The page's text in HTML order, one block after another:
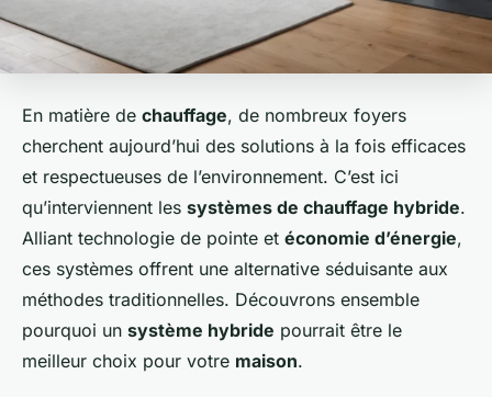
En matière de chauffage, de nombreux foyers
cherchent aujourd’hui des solutions à la fois efficaces
et respectueuses de l’environnement. C’est ici
qu’interviennent les systèmes de chauffage hybride.
Alliant technologie de pointe et économie d’énergie,
ces systèmes offrent une alternative séduisante aux
méthodes traditionnelles. Découvrons ensemble
pourquoi un système hybride pourrait être le
meilleur choix pour votre maison.